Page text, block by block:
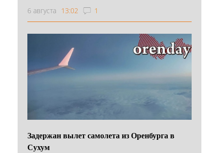
6 августа 13:02 1
Задержан вылет самолета из Оренбурга в
Сухум